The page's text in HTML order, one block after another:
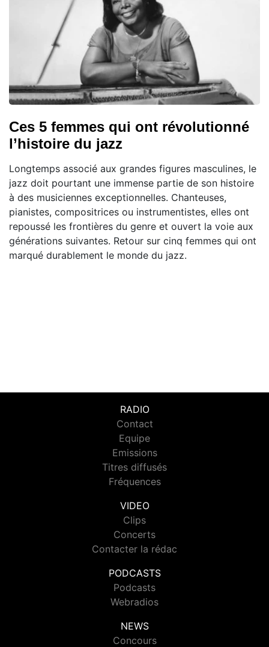
Ces 5 femmes qui ont révolutionné
l’histoire du jazz
Longtemps associé aux grandes figures masculines, le
jazz doit pourtant une immense partie de son histoire
à des musiciennes exceptionnelles. Chanteuses,
pianistes, compositrices ou instrumentistes, elles ont
repoussé les frontières du genre et ouvert la voie aux
générations suivantes. Retour sur cinq femmes qui ont
marqué durablement le monde du jazz.
RADIO
Contact
Equipe
Emissions
Titres diffusés
Fréquences
VIDEO
Clips
Concerts
Contacter la rédac
PODCASTS
Podcasts
Webradios
NEWS
Concours